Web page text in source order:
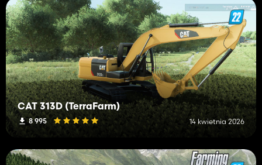
CAT 313D (TerraFarm)
8 995 14 kwietnia 2026